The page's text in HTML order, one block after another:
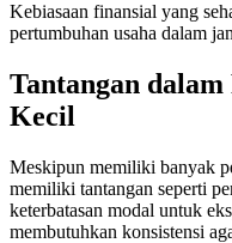
Kebiasaan finansial yang
pertumbuhan usaha dalam
Tantangan
Kecil
Meskipun memiliki banyak
memiliki tantangan seperti
keterbatasan modal untuk
membutuhkan konsistensi